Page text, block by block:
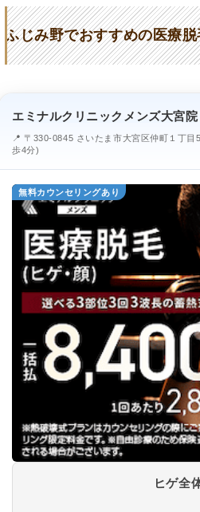
ふじみ野でおすすめの医療
エミナルクリニックメンズ大宮院
📍 〒330-0845 さいたま市大宮区仲町１丁
歩4分)
無料カウンセリングあり
ヒゲ全